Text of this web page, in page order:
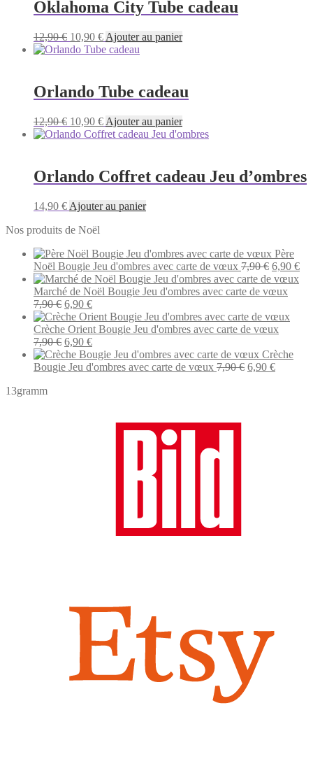
Oklahoma City Tube cadeau
12,90€ Le
prix
12,90 €.
10,90 €Le
prix
10,90 €.
Ajouter au panier
Orlando Tube cadeau
12,90€ Le
prix
12,90 €.
10,90 €Le
prix
10,90 €.
Ajouter au panier
Orlando Coffret cadeau Jeu d’ombres
14,90 € Ajouter au panier
Nos produits de Noël
Père
Noël Bougie Jeu d'ombres avec carte de vœux 7,90€ Le
prix
initial
7,90 €.
6,90 €Le
Marché de Noël Bougie Jeu d'ombres avec carte de vœux
7,90€ Le
prix
initial
était :
7,90 €.
6,90 €Le
prix
actuel
est :
6,90 €.
Crèche Orient Bougie Jeu d'ombres avec carte de vœux
7,90€ Le
prix
initial
6,90 €Le
prix
actuel
Crèche
Bougie Jeu d'ombres avec carte de vœux 7,90€ Le
6,90 €Le
13gramm